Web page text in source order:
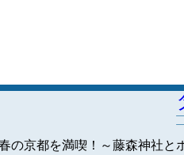
の京都を満喫！～藤森神社と